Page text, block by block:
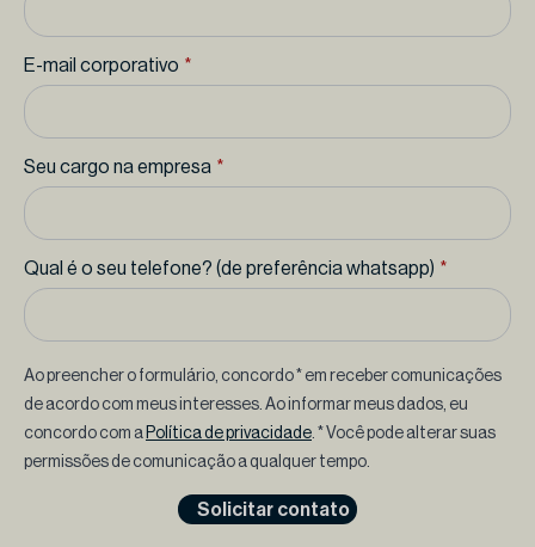
E-mail corporativo *
Seu cargo na empresa *
Qual é o seu telefone? (de preferência whatsapp) *
Ao preencher o formulário, concordo * em receber comunicações
de acordo com meus interesses. Ao informar meus dados, eu
concordo com a Política de privacidade . * Você pode alterar suas
permissões de comunicação a qualquer tempo.
Solicitar contato